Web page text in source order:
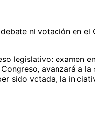
ni votación en el
legislativo: examen
avanzará a
sido votada, la